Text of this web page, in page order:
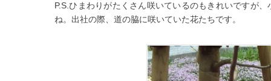
P.S.ひまわりがたくさん咲いているのもきれいですが
ね。出社の際、道の脇に咲いていた花たちです。